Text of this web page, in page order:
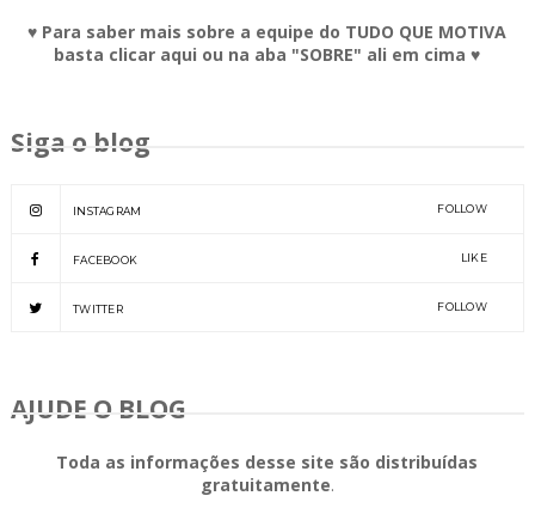
♥ Para saber mais sobre a equipe do TUDO QUE MOTIVA
basta clicar aqui ou na aba "SOBRE" ali em cima ♥
Siga o blog
INSTAGRAM FOLLOW
FACEBOOK LIKE
TWITTER FOLLOW
AJUDE O BLOG
Toda as informações desse site são distribuídas
gratuitamente.